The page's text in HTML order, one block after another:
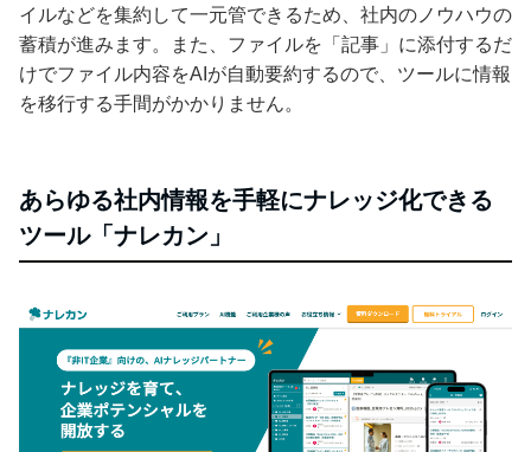
イルなどを集約して一元管できるため、社内のノウハウの
蓄積が進みます。また、ファイルを「記事」に添付するだ
けでファイル内容をAIが自動要約するので、ツールに情報
を移行する手間がかかりません。
あらゆる社内情報を手軽にナレッジ化できる
ツール「ナレカン」